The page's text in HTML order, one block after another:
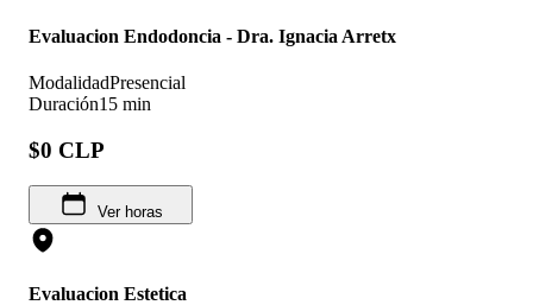
Evaluacion Endodoncia - Dra. Ignacia Arretx
ModalidadPresencial
Duración15 min
$0 CLP
Ver horas
Evaluacion Estetica